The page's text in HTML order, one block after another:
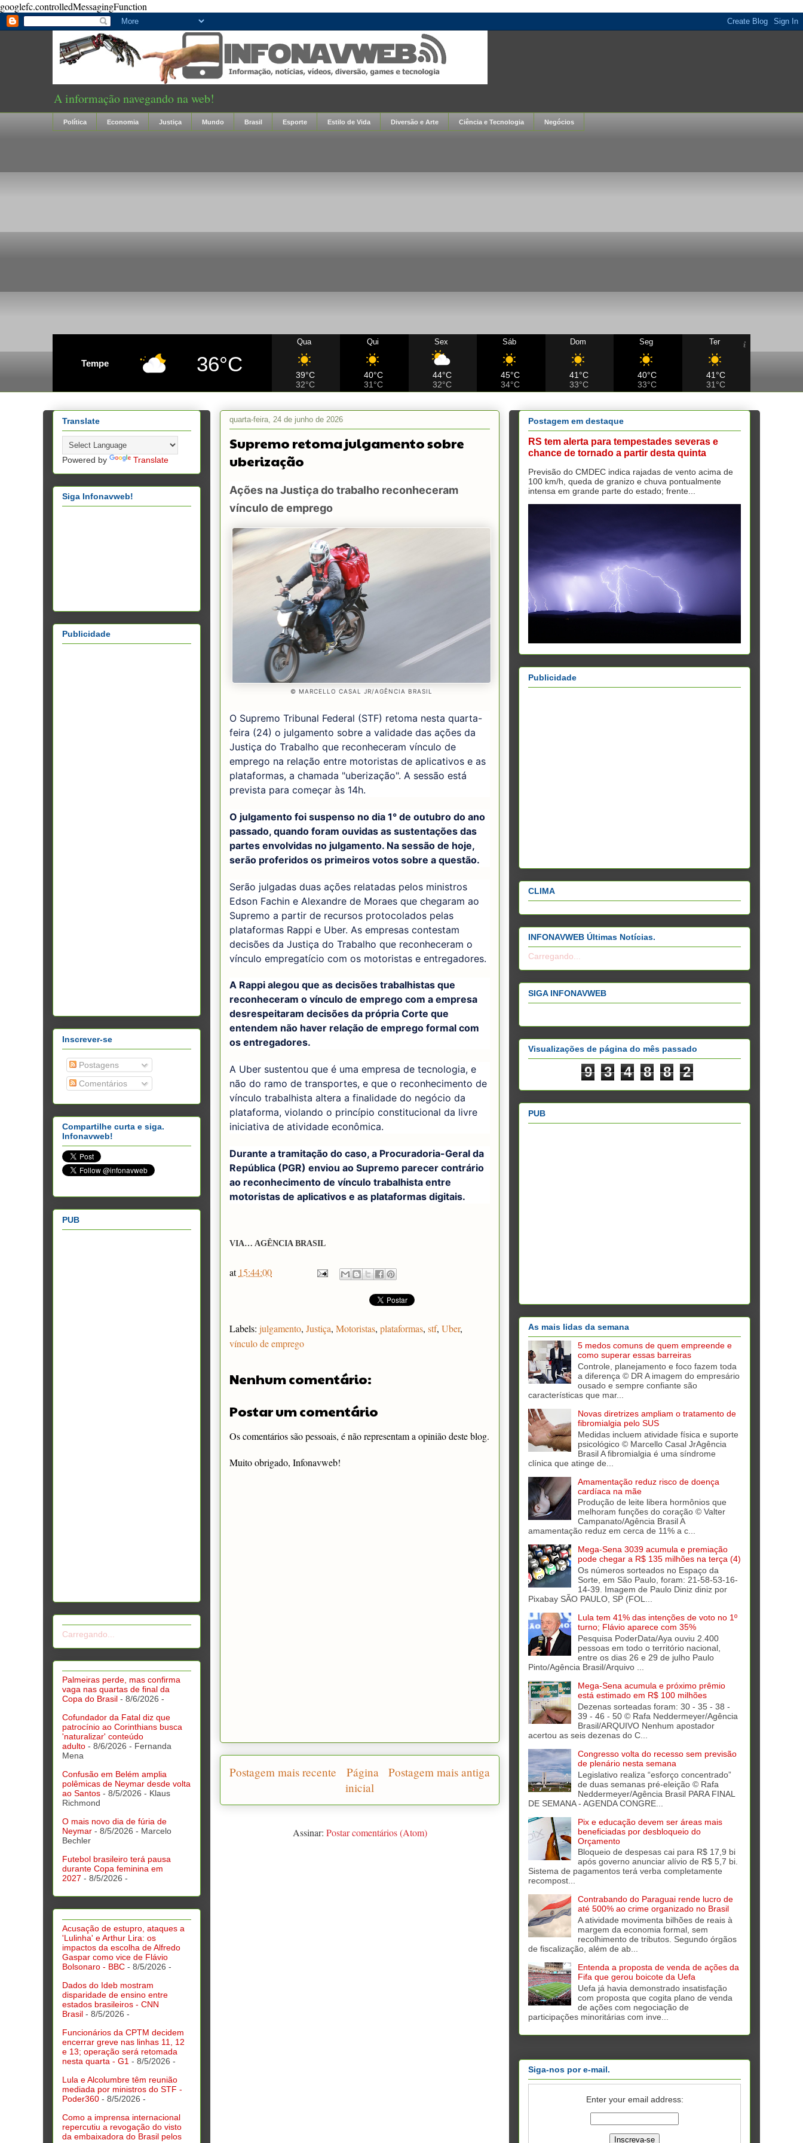
googlefc.controlledMessagingFunction
A informação navegando na web!
Política Economia Justiça Mundo Brasil Esporte Estilo de Vida Diversão e Arte Ciência e Tecnologia Negócios
Tempe 36°C
Qua
39°C
32°C
Qui
40°C
31°C
Sex
44°C
32°C
Sáb
45°C
34°C
Dom
41°C
33°C
Seg
40°C
33°C
Ter
41°C
31°C
quarta-feira, 24 de junho de 2026
Supremo retoma julgamento sobre
uberização
Ações na Justiça do trabalho reconheceram
vínculo de emprego
© MARCELLO CASAL JR/AGÊNCIA BRASIL
O Supremo Tribunal Federal (STF) retoma nesta quarta-
feira (24) o julgamento sobre a validade das ações da
Justiça do Trabalho que reconheceram vínculo de
emprego na relação entre motoristas de aplicativos e as
plataformas, a chamada "uberização". A sessão está
prevista para começar às 14h.
O julgamento foi suspenso no dia 1° de outubro do ano
passado, quando foram ouvidas as sustentações das
partes envolvidas no julgamento. Na sessão de hoje,
serão proferidos os primeiros votos sobre a questão.
Serão julgadas duas ações relatadas pelos ministros
Edson Fachin e Alexandre de Moraes que chegaram ao
Supremo a partir de recursos protocolados pelas
plataformas Rappi e Uber. As empresas contestam
decisões da Justiça do Trabalho que reconheceram o
vínculo empregatício com os motoristas e entregadores.
A Rappi alegou que as decisões trabalhistas que
reconheceram o vínculo de emprego com a empresa
desrespeitaram decisões da própria Corte que
entendem não haver relação de emprego formal com
os entregadores.
A Uber sustentou que é uma empresa de tecnologia, e
não do ramo de transportes, e que o reconhecimento de
vínculo trabalhista altera a finalidade do negócio da
plataforma, violando o princípio constitucional da livre
iniciativa de atividade econômica.
Durante a tramitação do caso, a Procuradoria-Geral da
República (PGR) enviou ao Supremo parecer contrário
ao reconhecimento de vínculo trabalhista entre
motoristas de aplicativos e as plataformas digitais.
VIA… AGÊNCIA BRASIL
at 15:44:00
Labels: julgamento, Justiça, Motoristas, plataformas, stf, Uber,
vínculo de emprego
Nenhum comentário:
Postar um comentário
Os comentários são pessoais, é não representam a opinião deste blog.
Muito obrigado, Infonavweb!
Postagem mais recente Postagem mais antiga
Página
inicial
Assinar: Postar comentários (Atom)
Translate
Powered by Translate
Siga Infonavweb!
Publicidade
Inscrever-se
Postagens
Comentários
Compartilhe curta e siga.
Infonavweb!
PUB
Carregando...
Palmeiras perde, mas confirma
vaga nas quartas de final da
Copa do Brasil - 8/6/2026 -
Cofundador da Fatal diz que
patrocínio ao Corinthians busca
'naturalizar' conteúdo
adulto - 8/6/2026 - Fernanda
Mena
Confusão em Belém amplia
polêmicas de Neymar desde volta
ao Santos - 8/5/2026 - Klaus
Richmond
O mais novo dia de fúria de
Neymar - 8/5/2026 - Marcelo
Bechler
Futebol brasileiro terá pausa
durante Copa feminina em
2027 - 8/5/2026 -
Acusação de estupro, ataques a
'Lulinha' e Arthur Lira: os
impactos da escolha de Alfredo
Gaspar como vice de Flávio
Bolsonaro - BBC - 8/5/2026 -
Dados do Ideb mostram
disparidade de ensino entre
estados brasileiros - CNN
Brasil - 8/5/2026 -
Funcionários da CPTM decidem
encerrar greve nas linhas 11, 12
e 13; operação será retomada
nesta quarta - G1 - 8/5/2026 -
Lula e Alcolumbre têm reunião
mediada por ministros do STF -
Poder360 - 8/5/2026 -
Como a imprensa internacional
repercutiu a revogação do visto
da embaixadora do Brasil pelos
Postagem em destaque
RS tem alerta para tempestades severas e
chance de tornado a partir desta quinta
Previsão do CMDEC indica rajadas de vento acima de
100 km/h, queda de granizo e chuva pontualmente
intensa em grande parte do estado; frente...
Publicidade
CLIMA
INFONAVWEB Últimas Notícias.
Carregando...
SIGA INFONAVWEB
Visualizações de página do mês passado
9 3 4 8 8 2
PUB
As mais lidas da semana
5 medos comuns de quem empreende e
como superar essas barreiras
Controle, planejamento e foco fazem toda
a diferença © DR A imagem do empresário
ousado e sempre confiante são
características que mar...
Novas diretrizes ampliam o tratamento de
fibromialgia pelo SUS
Medidas incluem atividade física e suporte
psicológico © Marcello Casal JrAgência
Brasil A fibromialgia é uma síndrome
clínica que atinge de...
Amamentação reduz risco de doença
cardíaca na mãe
Produção de leite libera hormônios que
melhoram funções do coração © Valter
Campanato/Agência Brasil A
amamentação reduz em cerca de 11% a c...
Mega-Sena 3039 acumula e premiação
pode chegar a R$ 135 milhões na terça (4)
Os números sorteados no Espaço da
Sorte, em São Paulo, foram: 21-58-53-16-
14-39. Imagem de Paulo Diniz diniz por
Pixabay SÃO PAULO, SP (FOL...
Lula tem 41% das intenções de voto no 1º
turno; Flávio aparece com 35%
Pesquisa PoderData/Aya ouviu 2.400
pessoas em todo o território nacional,
entre os dias 26 e 29 de julho Paulo
Pinto/Agência Brasil/Arquivo ...
Mega-Sena acumula e próximo prêmio
está estimado em R$ 100 milhões
Dezenas sorteadas foram: 30 - 35 - 38 -
39 - 46 - 50 © Rafa Neddermeyer/Agência
Brasil/ARQUIVO Nenhum apostador
acertou as seis dezenas do C...
Congresso volta do recesso sem previsão
de plenário nesta semana
Legislativo realiza “esforço concentrado”
de duas semanas pré-eleição © Rafa
Neddermeyer/Agência Brasil PARA FINAL
DE SEMANA - AGENDA CONGRE...
Pix e educação devem ser áreas mais
beneficiadas por desbloqueio do
Orçamento
Bloqueio de despesas cai para R$ 17,9 bi
após governo anunciar alívio de R$ 5,7 bi.
Sistema de pagamentos terá verba completamente
recompost...
Contrabando do Paraguai rende lucro de
até 500% ao crime organizado no Brasil
A atividade movimenta bilhões de reais à
margem da economia formal, sem
recolhimento de tributos. Segundo órgãos
de fiscalização, além de ab...
Entenda a proposta de venda de ações da
Fifa que gerou boicote da Uefa
Uefa já havia demonstrado insatisfação
com proposta que cogita plano de venda
de ações com negociação de
participações minoritárias com inve...
Siga-nos por e-mail.
Enter your email address: